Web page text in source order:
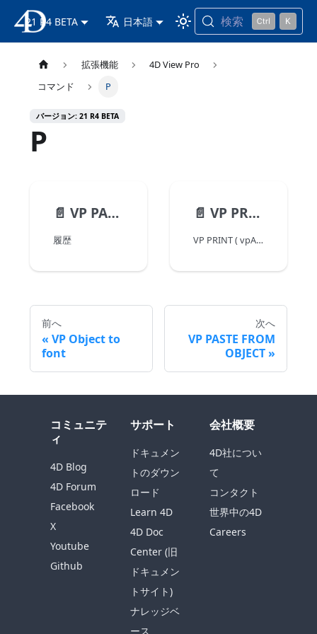
4D ドキュメンテーション
21 R4 BETA 日本語 検索
拡張機能
4D View Pro
コマンド
P
バージョン: 21 R4 BETA
P
📄️ VP PASTE FROM OBJECT
履歴
📄️ VP PRINT
VP PRINT ( vpAreaName Integer } )
前へ
VP Object to
font
次へ
VP PASTE FROM
OBJECT
コミュニテ
ィ
4D Blog
4D Forum
Facebook
X
Youtube
Github
サポート
ドキュメン
トのダウン
ロード
Learn 4D
4D Doc
Center (旧
ドキュメン
トサイト)
ナレッジベ
ース
会社概要
4D社につい
て
コンタクト
世界中の4D
Careers